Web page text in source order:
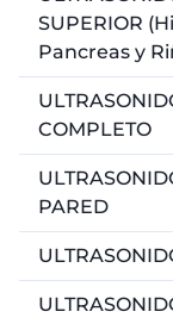
SUPERIOR
Pancreas y
COMPLETO
PARED